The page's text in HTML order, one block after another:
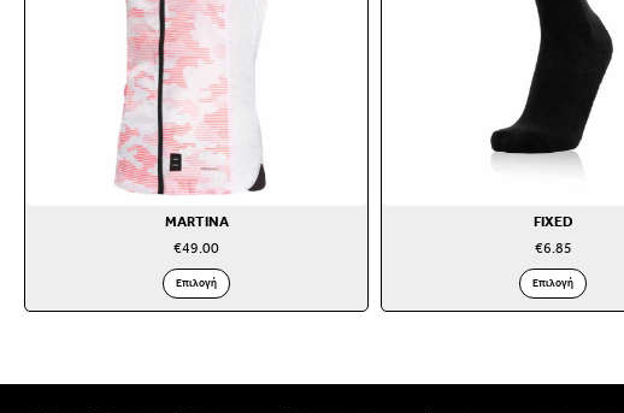
MARTINA
€49.00
Επιλογή
FIXED
€6.85
Επιλογή